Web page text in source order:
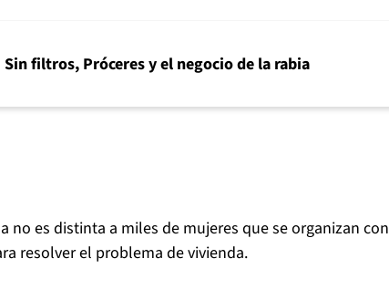
Sin filtros, Próceres y el negocio de la rabia
no es distinta a miles de mujeres que se organizan con
resolver el problema de vivienda.